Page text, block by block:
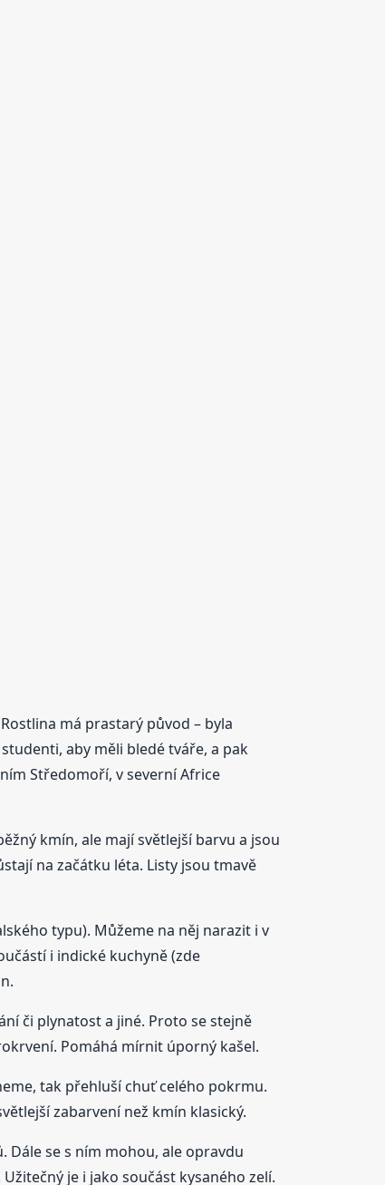
má prastarý původ – byla
aby měli bledé tváře, a pak
Středomoří, v severní Africe
kmín, ale mají světlejší barvu a jsou
na začátku léta. Listy jsou tmavě
typu). Můžeme na něj narazit i v
i indické kuchyně (zde
či plynatost a jiné. Proto se stejně
Pomáhá mírnit úporný kašel.
tak přehluší chuť celého pokrmu.
zabarvení než kmín klasický.
Dále se s ním mohou, ale opravdu
je i jako součást kysaného zelí.